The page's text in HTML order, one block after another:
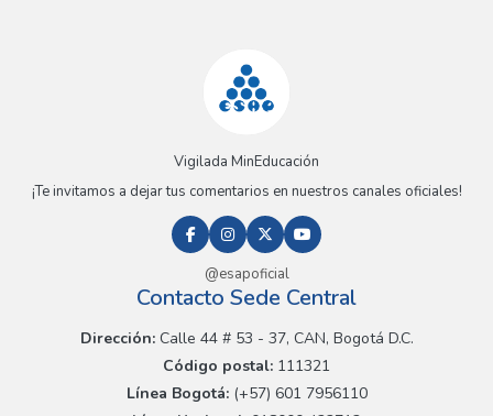
Vigilada MinEducación
¡Te invitamos a dejar tus comentarios en nuestros canales oficiales!
@esapoficial
Contacto Sede Central
Dirección:Calle 44 # 53 - 37, CAN, Bogotá D.C.
Código postal: 111321
Línea Bogotá:(+57) 601 7956110